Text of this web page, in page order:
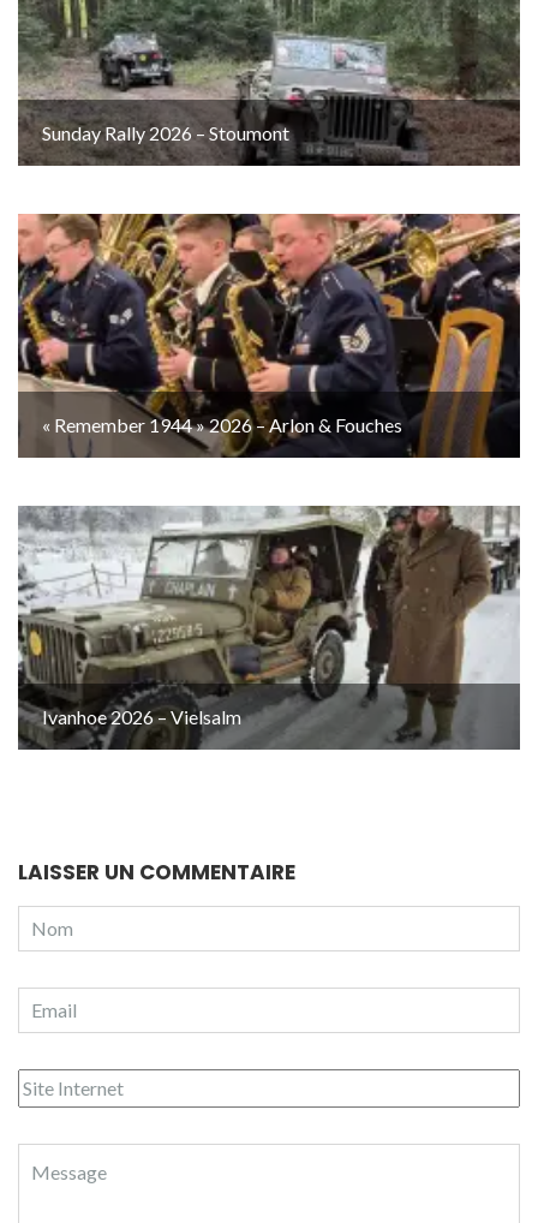
Sunday Rally 2026 – Stoumont
« Remember 1944 » 2026 – Arlon & Fouches
Ivanhoe 2026 – Vielsalm
LAISSER UN COMMENTAIRE